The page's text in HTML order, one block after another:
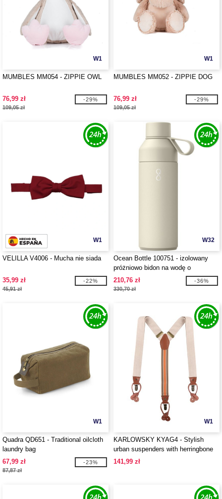
W1
MUMBLES MM054 - ZIPPIE OWL
76,99 zł
109,05 zł
-29%
W1
MUMBLES MM052 - ZIPPIE DOG
76,99 zł
109,05 zł
-29%
W1
VELILLA V4006 - Mucha nie siada
35,99 zł
45,91 zł
-22%
W32
Ocean Bottle 100751 - izolowany
próżniowo bidon na wodę o
pojemności 500 ml
210,76 zł
330,70 zł
-36%
W1
Quadra QD651 - Traditional oilcloth
laundry bag
67,99 zł
87,87 zł
-23%
W1
KARLOWSKY KYAG4 - Stylish
urban suspenders with herringbone
pattern
141,99 zł